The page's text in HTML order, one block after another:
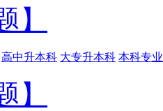
】
高中升本科 大专升本科 本科专业
】